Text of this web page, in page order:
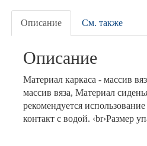
Описание См. также
Описание
Материал каркаса - массив
массив вяза, Материал
рекомендуется
контакт с водой. ‹br›Размер